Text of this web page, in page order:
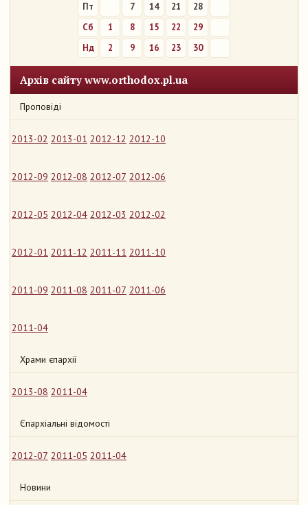
Пт
7 14 21
28
Сб
1 8 15 22
29
Нд
2 9 16 23 30
Архів сайту www.orthodox.pl.ua
Проповіді
2013-02 2013-01 2012-12 2012-10
2012-09 2012-08 2012-07 2012-06
2012-05 2012-04 2012-03 2012-02
2012-01 2011-12 2011-11 2011-10
2011-09 2011-08 2011-07 2011-06
2011-04
Храми єпархії
2013-08 2011-04
Єпархіальні відомості
2012-07 2011-05 2011-04
Новини